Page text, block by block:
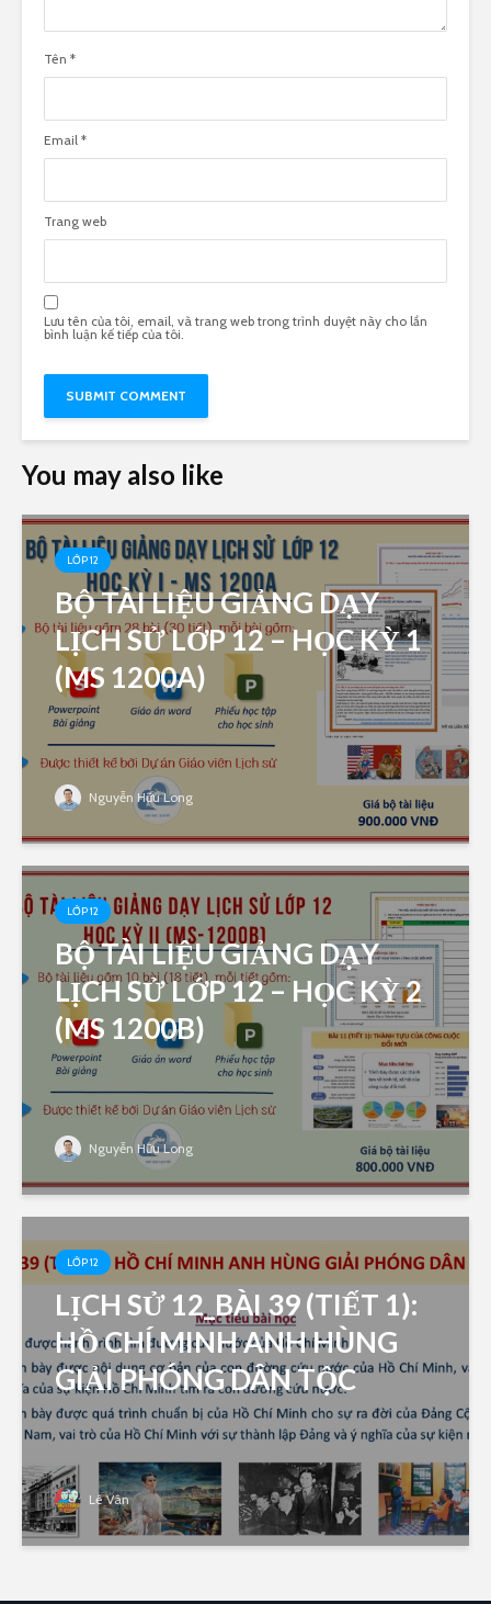
Tên *
Email *
Trang web
Lưu tên của tôi, email, và trang web trong trình duyệt này cho lần
bình luận kế tiếp của tôi.
You may also like
LỚP 12
BỘ TÀI LIỆU GIẢNG DẠY
LỊCH SỬ LỚP 12 – HỌC KỲ 1
(MS 1200A)
Nguyễn Hữu Long
LỚP 12
BỘ TÀI LIỆU GIẢNG DẠY
LỊCH SỬ LỚP 12 – HỌC KỲ 2
(MS 1200B)
Nguyễn Hữu Long
LỚP 12
LỊCH SỬ 12_BÀI 39 (TIẾT 1):
HỒ CHÍ MINH ANH HÙNG
GIẢI PHÓNG DÂN TỘC
Lê Vân